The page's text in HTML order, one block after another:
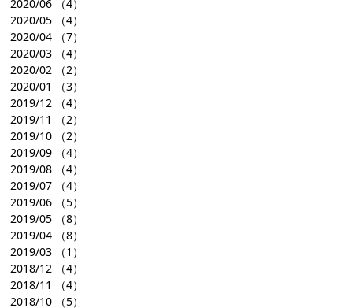
2020/06 （4）
2020/05 （4）
2020/04 （7）
2020/03 （4）
2020/02 （2）
2020/01
（3）
2019/12 （4）
2019/11
（2）
2019/10 （2）
2019/09 （4）
2019/08 （4）
2019/07 （4）
2019/06 （5）
2019/05 （8）
2019/04 （8）
2019/03 （1）
2018/12 （4）
2018/11
（4）
2018/10 （5）